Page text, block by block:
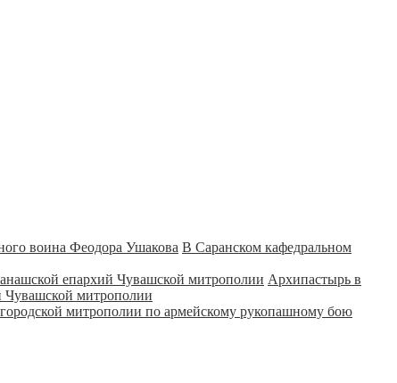
В Саранском кафедральном
Архипастырь в
Чувашской митрополии
митрополии по армейскому рукопашному бою